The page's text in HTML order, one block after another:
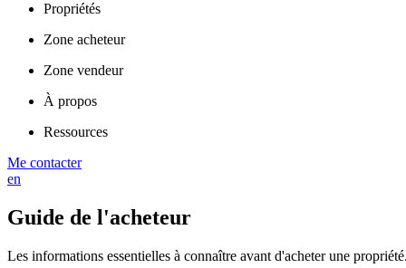
Propriétés
Zone acheteur
Zone vendeur
À propos
Ressources
Me contacter
en
Guide de l'acheteur
Les informations essentielles à connaître avant d'acheter une